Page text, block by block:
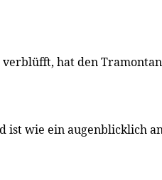
hat den
ist wie ein augenblicklich